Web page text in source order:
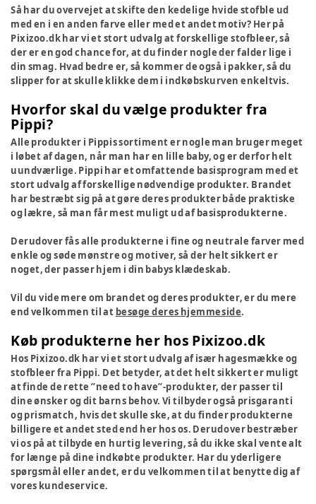
Så har du overvejet at skifte den kedelige hvide stofble ud
med en i en anden farve eller med et andet motiv? Her på
Pixizoo.dk har vi et stort udvalg at forskellige stofbleer, så
der er en god chance for, at du finder nogle der falder lige i
din smag. Hvad bedre er, så kommer de også i pakker, så du
slipper for at skulle klikke dem i indkøbskurven enkeltvis.
Hvorfor skal du vælge produkter fra
Pippi?
Alle produkter i Pippis sortiment er nogle man bruger meget
i løbet af dagen, når man har en lille baby, og er derfor helt
uundværlige. Pippi har et omfattende basisprogram med et
stort udvalg af forskellige nødvendige produkter. Brandet
har bestræbt sig på at gøre deres produkter både praktiske
og lækre, så man får mest muligt ud af basisprodukterne.
Derudover fås alle produkterne i fine og neutrale farver med
enkle og søde mønstre og motiver, så der helt sikkert er
noget, der passer hjem i din babys klædeskab.
Vil du vide mere om brandet og deres produkter, er du mere
end velkommen til at besøge deres hjemmeside.
Køb produkterne her hos Pixizoo.dk
Hos Pixizoo.dk har vi et stort udvalg af især hagesmække og
stofbleer fra Pippi. Det betyder, at det helt sikkert er muligt
at finde de rette ”need to have”-produkter, der passer til
dine ønsker og dit barns behov. Vi tilbyder også prisgaranti
og prismatch, hvis det skulle ske, at du finder produkterne
billigere et andet sted end her hos os. Derudover bestræber
vi os på at tilbyde en hurtig levering, så du ikke skal vente alt
for længe på dine indkøbte produkter. Har du yderligere
spørgsmål eller andet, er du velkommen til at benytte dig af
vores kundeservice.